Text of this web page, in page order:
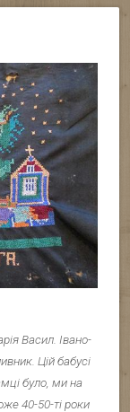
Васил. Івано-
Цій бабусі
було, ми на
40-50-ті роки